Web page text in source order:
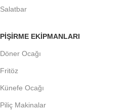
Salatbar
PIŞIRME EKIPMANLARI
Döner Ocağı
Fritöz
Künefe Ocağı
Piliç Makinalar